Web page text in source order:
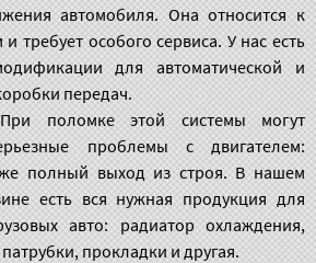
автомобиля. Она относится к
требует особого сервиса. У нас есть
для автоматической и
передач.
При поломке этой системы могут
проблемы с двигателем:
полный выход из строя. В нашем
есть вся нужная продукция для
авто: радиатор охлаждения,
прокладки и другая.